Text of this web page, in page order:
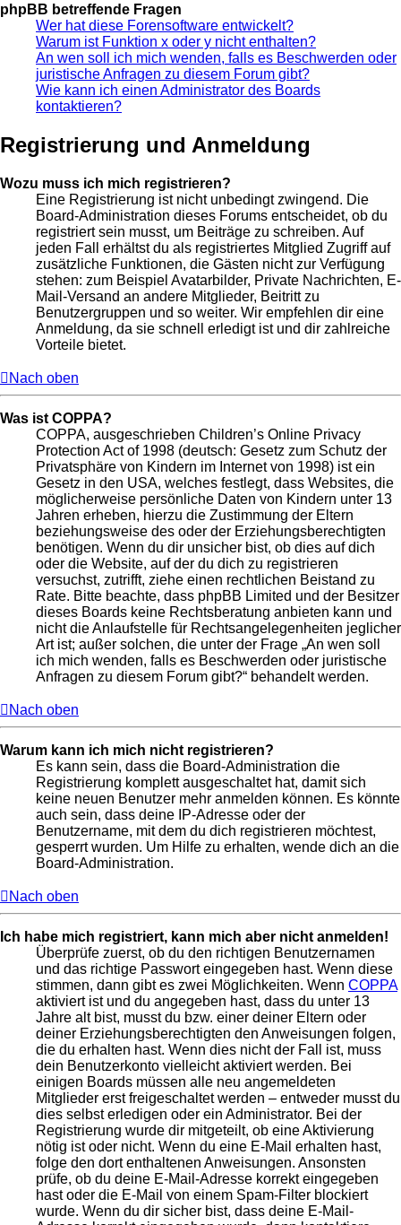
phpBB betreffende Fragen
Wer hat diese Forensoftware entwickelt?
Warum ist Funktion x oder y nicht enthalten?
An wen soll ich mich wenden, falls es Beschwerden oder
juristische Anfragen zu diesem Forum gibt?
Wie kann ich einen Administrator des Boards
kontaktieren?
Registrierung und Anmeldung
Wozu muss ich mich registrieren?
Eine Registrierung ist nicht unbedingt zwingend. Die
Board-Administration dieses Forums entscheidet, ob du
registriert sein musst, um Beiträge zu schreiben. Auf
jeden Fall erhältst du als registriertes Mitglied Zugriff auf
zusätzliche Funktionen, die Gästen nicht zur Verfügung
stehen: zum Beispiel Avatarbilder, Private Nachrichten, E-
Mail-Versand an andere Mitglieder, Beitritt zu
Benutzergruppen und so weiter. Wir empfehlen dir eine
Anmeldung, da sie schnell erledigt ist und dir zahlreiche
Vorteile bietet.
Nach oben
Was ist COPPA?
COPPA, ausgeschrieben Children’s Online Privacy
Protection Act of 1998 (deutsch: Gesetz zum Schutz der
Privatsphäre von Kindern im Internet von 1998) ist ein
Gesetz in den USA, welches festlegt, dass Websites, die
möglicherweise persönliche Daten von Kindern unter 13
Jahren erheben, hierzu die Zustimmung der Eltern
beziehungsweise des oder der Erziehungsberechtigten
benötigen. Wenn du dir unsicher bist, ob dies auf dich
oder die Website, auf der du dich zu registrieren
versuchst, zutrifft, ziehe einen rechtlichen Beistand zu
Rate. Bitte beachte, dass phpBB Limited und der Besitzer
dieses Boards keine Rechtsberatung anbieten kann und
nicht die Anlaufstelle für Rechtsangelegenheiten jeglicher
Art ist; außer solchen, die unter der Frage „An wen soll
ich mich wenden, falls es Beschwerden oder juristische
Anfragen zu diesem Forum gibt?“ behandelt werden.
Nach oben
Warum kann ich mich nicht registrieren?
Es kann sein, dass die Board-Administration die
Registrierung komplett ausgeschaltet hat, damit sich
keine neuen Benutzer mehr anmelden können. Es könnte
auch sein, dass deine IP-Adresse oder der
Benutzername, mit dem du dich registrieren möchtest,
gesperrt wurden. Um Hilfe zu erhalten, wende dich an die
Board-Administration.
Nach oben
Ich habe mich registriert, kann mich aber nicht anmelden!
Überprüfe zuerst, ob du den richtigen Benutzernamen
und das richtige Passwort eingegeben hast. Wenn diese
stimmen, dann gibt es zwei Möglichkeiten. Wenn COPPA
aktiviert ist und du angegeben hast, dass du unter 13
Jahre alt bist, musst du bzw. einer deiner Eltern oder
deiner Erziehungsberechtigten den Anweisungen folgen,
die du erhalten hast. Wenn dies nicht der Fall ist, muss
dein Benutzerkonto vielleicht aktiviert werden. Bei
einigen Boards müssen alle neu angemeldeten
Mitglieder erst freigeschaltet werden – entweder musst du
dies selbst erledigen oder ein Administrator. Bei der
Registrierung wurde dir mitgeteilt, ob eine Aktivierung
nötig ist oder nicht. Wenn du eine E-Mail erhalten hast,
folge den dort enthaltenen Anweisungen. Ansonsten
prüfe, ob du deine E-Mail-Adresse korrekt eingegeben
hast oder die E-Mail von einem Spam-Filter blockiert
wurde. Wenn du dir sicher bist, dass deine E-Mail-